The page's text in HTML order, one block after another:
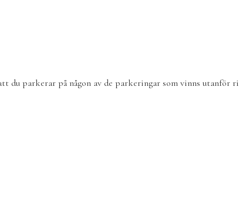
parkerar på någon av de parkeringar som vinns utanför